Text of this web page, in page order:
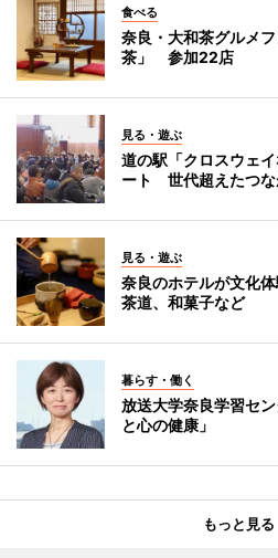
食べる
奈良・大和茶グルメ
茶」 参加22店
見る・遊ぶ
道の駅「クロスウェ
ート 世代超えたつな
見る・遊ぶ
奈良のホテルが文化
茶道、和菓子など
暮らす・働く
放送大学奈良学習セ
と心の健康」
もっと見る